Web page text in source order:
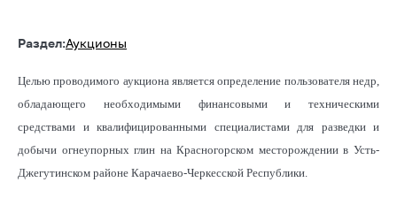
Раздел:Аукционы
Целью проводимого аукциона является определение пользователя недр,
обладающего необходимыми финансовыми и техническими
средствами и квалифицированными специалистами для разведки и
добычи огнеупорных глин на Красногорском месторождении в Усть-
Джегутинском районе Карачаево-Черкесской Республики.